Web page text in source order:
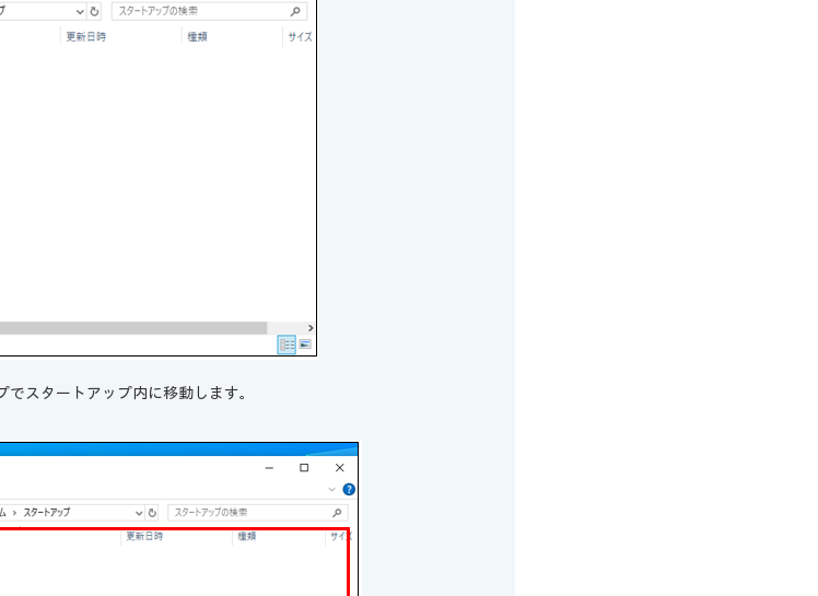
スタートアップ内に移動します。